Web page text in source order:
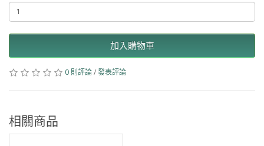
加入購物車
0 則評論/發表評論
相關商品